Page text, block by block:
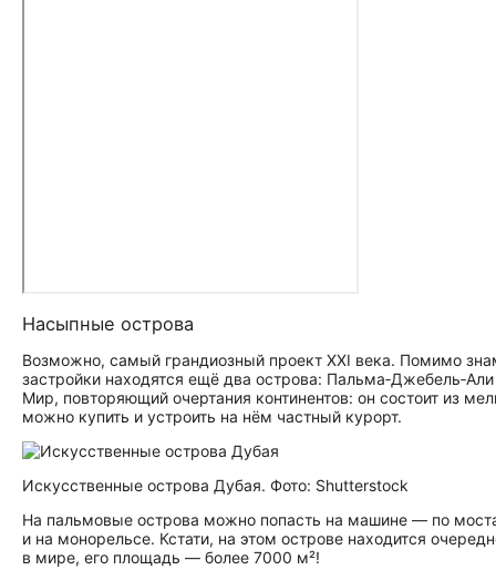
Насыпные острова
Возможно, самый грандиозный проект XXI века. Помимо
застройки находятся ещё два острова:
Мир, повторяющий очертания континентов: он состоит из
можно купить и устроить на нём частный курорт.
Искусственные острова Дубая. Фото: Shutterstock
На пальмовые острова можно попасть на машине — по
и на монорельсе. Кстати, на этом острове находится
в мире, его площадь — более 7000 м²!